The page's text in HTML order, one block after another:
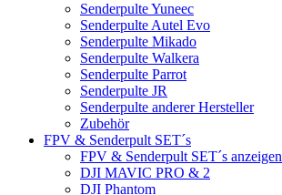
Senderpulte Yuneec
Senderpulte Autel Evo
Senderpulte Mikado
Senderpulte Walkera
Senderpulte Parrot
Senderpulte JR
Senderpulte anderer Hersteller
Zubehör
FPV & Senderpult SET´s
FPV & Senderpult SET´s anzeigen
DJI MAVIC PRO & 2
DJI Phantom